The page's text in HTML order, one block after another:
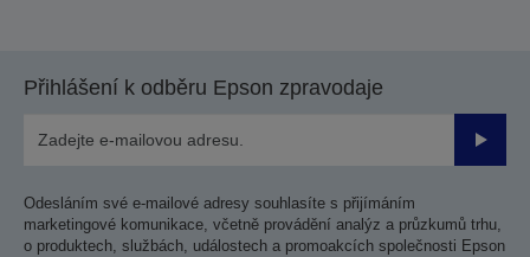
Přihlášení k odběru Epson zpravodaje
Odesláním své e-mailové adresy souhlasíte s přijímáním
marketingové komunikace, včetně provádění analýz a průzkumů trhu,
o produktech, službách, událostech a promoakcích společnosti Epson